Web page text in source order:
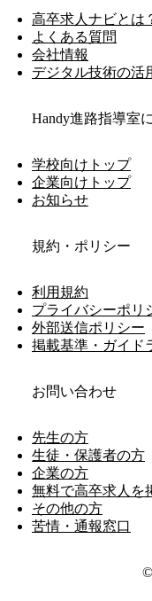
高卒求人ナビとは
よくある質問
会社情報
デジタル技術の活
Handy進路指導室
学校向けトップ
企業向けトップ
お知らせ
規約・ポリシー
利用規約
プライバシーポリ
外部送信ポリシー
掲載基準・ガイド
お問い合わせ
先生の方
生徒・保護者の方
企業の方
無料で高卒求人を
その他の方
苦情・通報窓口
©